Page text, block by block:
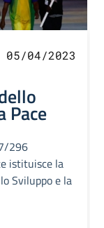
05/04/2023
Pace
296
istituisce la
Sviluppo e la